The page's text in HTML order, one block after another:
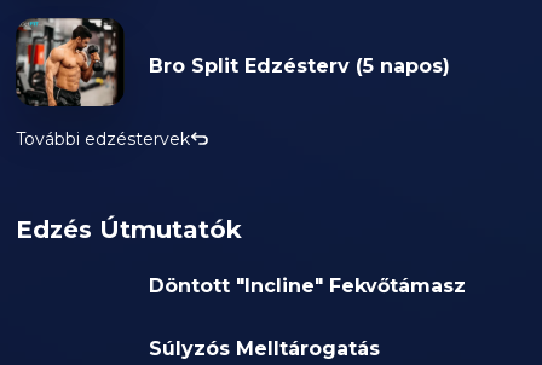
Bro Split Edzésterv (5 napos)
További edzéstervek
Edzés Útmutatók
Döntott "Incline" Fekvőtámasz
Súlyzós Melltárogatás